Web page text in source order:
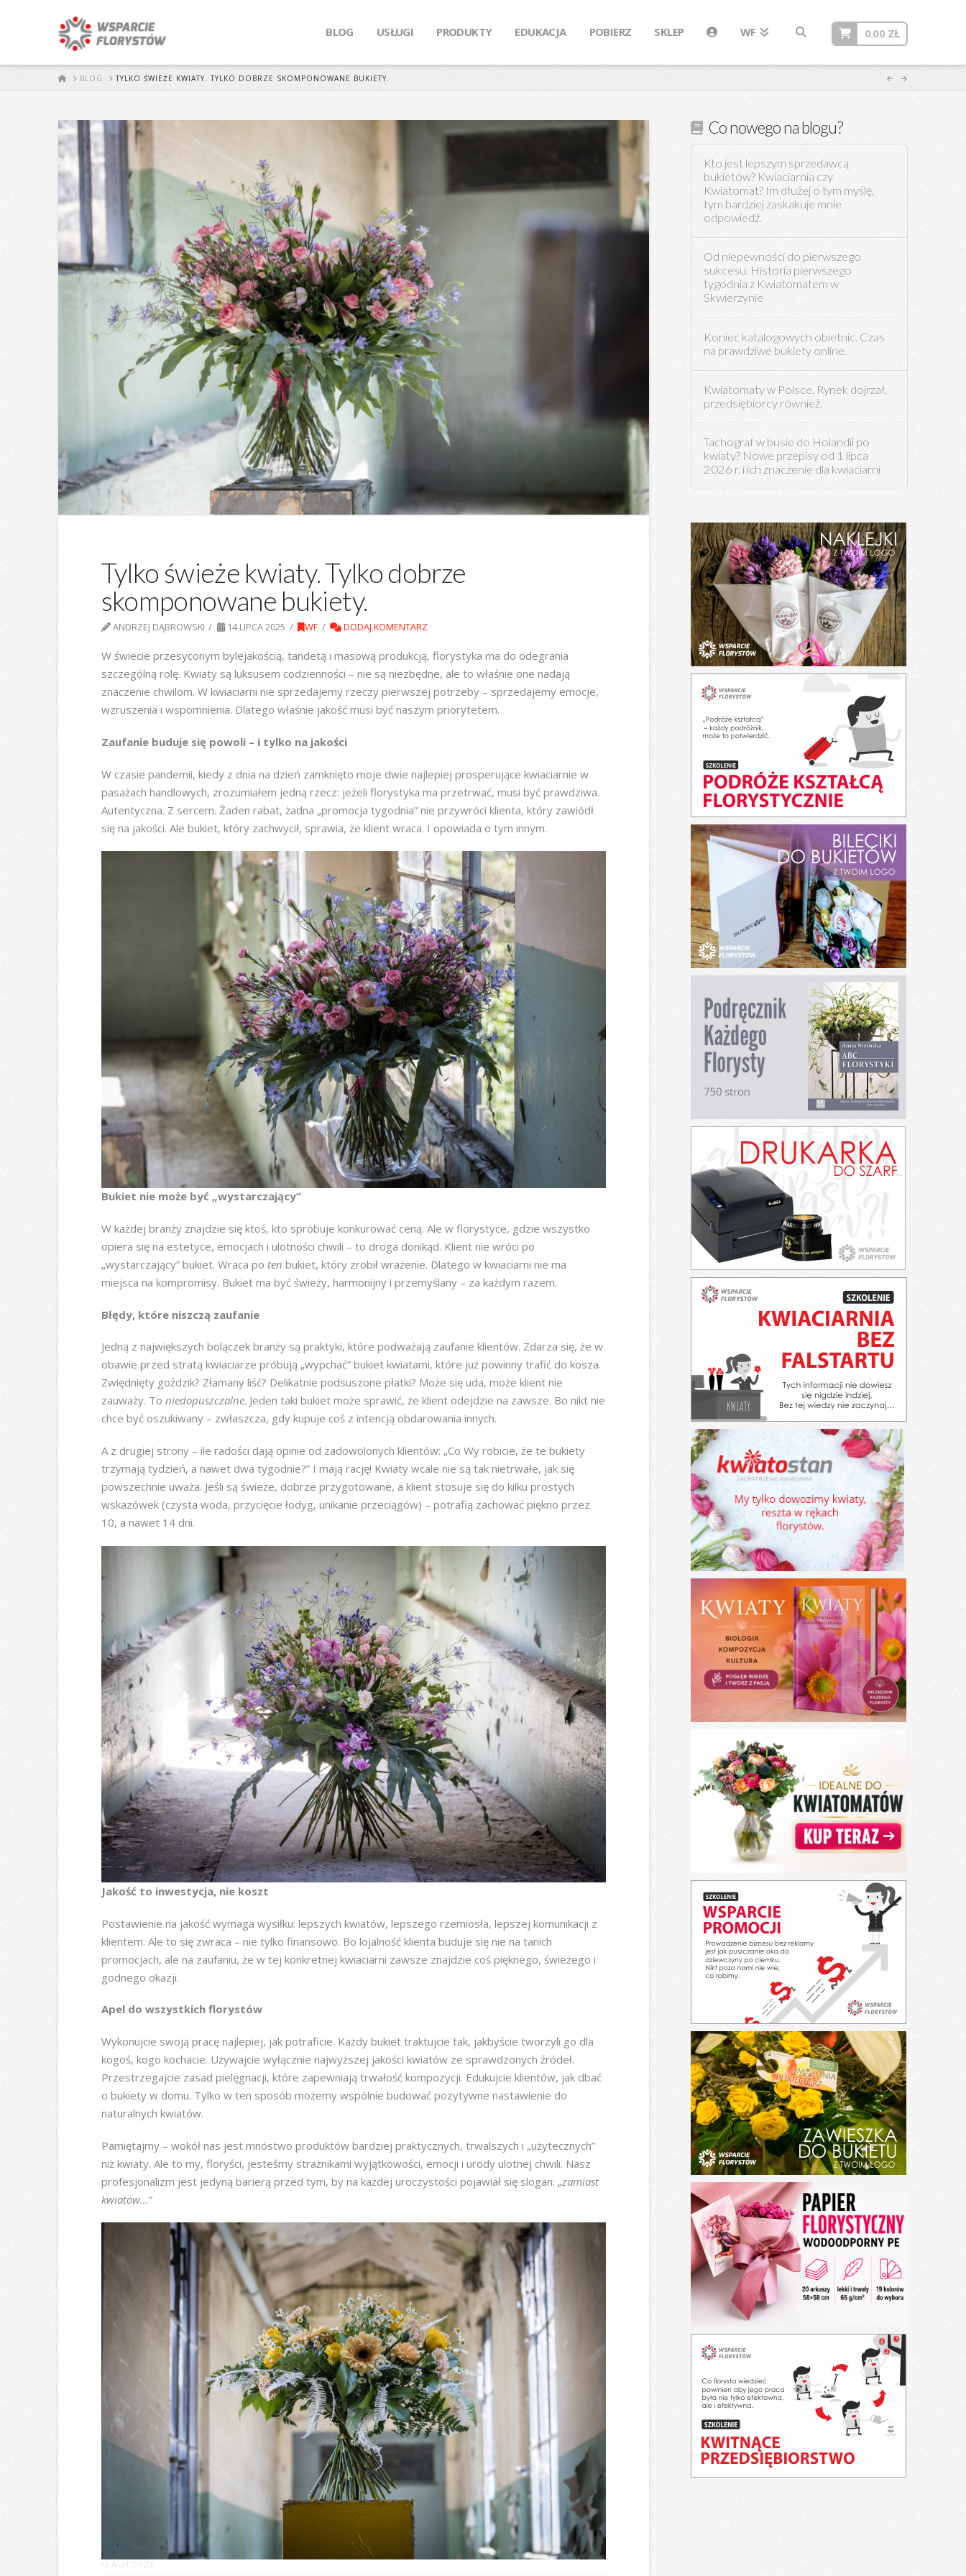
BLOG USŁUGI PRODUKTY EDUKACJA POBIERZ SKLEP WF 0.00 ZŁ
STARTBLOG TYLKO ŚWIEŻE KWIATY. TYLKO DOBRZE SKOMPONOWANE BUKIETY.
Tylko świeże kwiaty. Tylko dobrze
skomponowane bukiety.
ANDRZEJ DĄBROWSKI 14 LIPCA 2025 WF DODAJ KOMENTARZ
W świecie przesyconym bylejakością, tandetą i masową produkcją, florystyka ma do odegrania
szczególną rolę. Kwiaty są luksusem codzienności – nie są niezbędne, ale to właśnie one nadają
znaczenie chwilom. W kwiaciarni nie sprzedajemy rzeczy pierwszej potrzeby – sprzedajemy emocje,
wzruszenia i wspomnienia. Dlatego właśnie jakość musi być naszym priorytetem.
Zaufanie buduje się powoli – i tylko na jakości
W czasie pandemii, kiedy z dnia na dzień zamknięto moje dwie najlepiej prosperujące kwiaciarnie w
pasażach handlowych, zrozumiałem jedną rzecz: jeżeli florystyka ma przetrwać, musi być prawdziwa.
Autentyczna. Z sercem. Żaden rabat, żadna „promocja tygodnia” nie przywróci klienta, który zawiódł
się na jakości. Ale bukiet, który zachwycił, sprawia, że klient wraca. I opowiada o tym innym.
Bukiet nie może być „wystarczający”
W każdej branży znajdzie się ktoś, kto spróbuje konkurować ceną. Ale w florystyce, gdzie wszystko
opiera się na estetyce, emocjach i ulotności chwili – to droga donikąd. Klient nie wróci po
„wystarczający” bukiet. Wraca po ten bukiet, który zrobił wrażenie. Dlatego w kwiaciarni nie ma
miejsca na kompromisy. Bukiet ma być świeży, harmonijny i przemyślany – za każdym razem.
Błędy, które niszczą zaufanie
Jedną z największych bolączek branży są praktyki, które podważają zaufanie klientów. Zdarza się, że w
obawie przed stratą kwiaciarze próbują „wypchać” bukiet kwiatami, które już powinny trafić do kosza.
Zwiędnięty goździk? Złamany liść? Delikatnie podsuszone płatki? Może się uda, może klient nie
zauważy. To niedopuszczalne. Jeden taki bukiet może sprawić, że klient odejdzie na zawsze. Bo nikt nie
chce być oszukiwany – zwłaszcza, gdy kupuje coś z intencją obdarowania innych.
A z drugiej strony – ile radości dają opinie od zadowolonych klientów: „Co Wy robicie, że te bukiety
trzymają tydzień, a nawet dwa tygodnie?” I mają rację! Kwiaty wcale nie są tak nietrwałe, jak się
powszechnie uważa. Jeśli są świeże, dobrze przygotowane, a klient stosuje się do kilku prostych
wskazówek (czysta woda, przycięcie łodyg, unikanie przeciągów) – potrafią zachować piękno przez
10, a nawet 14 dni.
Jakość to inwestycja, nie koszt
Postawienie na jakość wymaga wysiłku: lepszych kwiatów, lepszego rzemiosła, lepszej komunikacji z
klientem. Ale to się zwraca – nie tylko finansowo. Bo lojalność klienta buduje się nie na tanich
promocjach, ale na zaufaniu, że w tej konkretnej kwiaciarni zawsze znajdzie coś pięknego, świeżego i
godnego okazji.
Apel do wszystkich florystów
Wykonujcie swoją pracę najlepiej, jak potraficie. Każdy bukiet traktujcie tak, jakbyście tworzyli go dla
kogoś, kogo kochacie. Używajcie wyłącznie najwyższej jakości kwiatów ze sprawdzonych źródeł.
Przestrzegajcie zasad pielęgnacji, które zapewniają trwałość kompozycji. Edukujcie klientów, jak dbać
o bukiety w domu. Tylko w ten sposób możemy wspólnie budować pozytywne nastawienie do
naturalnych kwiatów.
Pamiętajmy – wokół nas jest mnóstwo produktów bardziej praktycznych, trwalszych i „użytecznych”
niż kwiaty. Ale to my, floryści, jesteśmy strażnikami wyjątkowości, emocji i urody ulotnej chwili. Nasz
profesjonalizm jest jedyną barierą przed tym, by na każdej uroczystości pojawiał się slogan: „zamiast
kwiatów…”
O AUTORZE
Co nowego na blogu?
Kto jest lepszym sprzedawcą
bukietów? Kwiaciarnia czy
Kwiatomat? Im dłużej o tym myślę,
tym bardziej zaskakuje mnie
odpowiedź.
Od niepewności do pierwszego
sukcesu. Historia pierwszego
tygodnia z Kwiatomatem w
Skwierzynie
Koniec katalogowych obietnic. Czas
na prawdziwe bukiety online.
Kwiatomaty w Polsce. Rynek dojrzał,
przedsiębiorcy również.
Tachograf w busie do Holandii po
kwiaty? Nowe przepisy od 1 lipca
2026 r. i ich znaczenie dla kwiaciarni